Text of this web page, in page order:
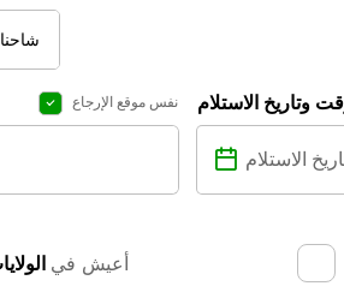
نفس موقع الإرجاع وتاريخ الاستلام
أعيش في